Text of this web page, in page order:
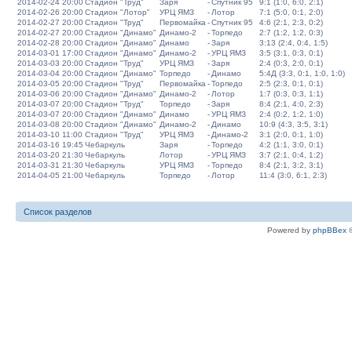
2014-02-24 20:00Стадион "Труд" Заря -Спутник 95
9:1 (1:0, 6:0, 2:1)
2014-02-26 20:00Стадион "Лотор" УРЦ ЯМЗ - Лотор
7:1 (5:0, 0:1, 2:0)
2014-02-27 20:00Стадион "Труд" Первомайка -Спутник 95
4:6 (2:1, 2:3, 0:2)
2014-02-27 20:00Стадион "Динамо" Динамо-2 -Торпедо
2:7 (1:2, 1:2, 0:3)
2014-02-28 20:00Стадион "Динамо" Динамо -Заря
3:13 (2:4, 0:4, 1:5)
2014-03-01 17:00Стадион "Динамо" Динамо-2 -УРЦ ЯМЗ
3:5 (3:1, 0:3, 0:1)
2014-03-03 20:00Стадион "Труд" УРЦ ЯМЗ -Заря
2:4 (0:3, 2:0, 0:1)
2014-03-04 20:00Стадион "Динамо" Торпедо - Динамо
5:4Д (3:3, 0:1, 1:0, 1:0)
2014-03-05 20:00Стадион "Труд" Первомайка -Торпедо
2:5 (2:3, 0:1, 0:1)
2014-03-06 20:00Стадион "Динамо" Динамо-2 - Лотор
1:7 (0:3, 0:3, 1:1)
2014-03-07 20:00Стадион "Труд" Торпедо -Заря
8:4 (2:1, 4:0, 2:3)
2014-03-07 20:00Стадион "Динамо" Динамо -УРЦ ЯМЗ
2:4 (0:2, 1:2, 1:0)
2014-03-08 20:00Стадион "Динамо" Динамо-2 - Динамо
10:9 (4:3, 3:5, 3:1)
2014-03-10 11:00 Стадион "Труд" УРЦ ЯМЗ - Динамо-2
3:1 (2:0, 0:1, 1:0)
2014-03-16 19:45 Чебаркуль Заря -Торпедо
4:2 (1:1, 3:0, 0:1)
2014-03-20 21:30Чебаркуль Лотор -УРЦ ЯМЗ
3:7 (2:1, 0:4, 1:2)
2014-03-31 21:30Чебаркуль УРЦ ЯМЗ -Торпедо
8:4 (2:1, 3:2, 3:1)
2014-04-05 21:00Чебаркуль Торпедо - Лотор 11:4 (3:0, 6:1, 2:3)
Список разделов
Powered by phpBBex